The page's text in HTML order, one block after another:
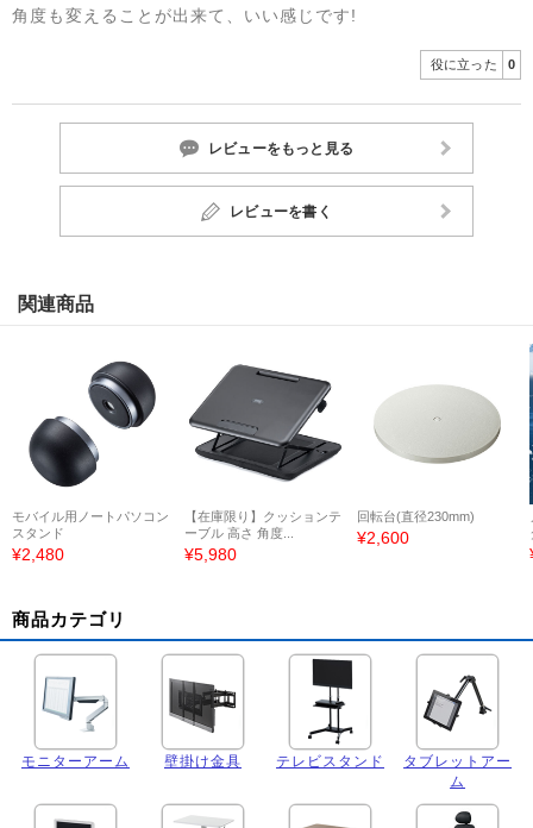
角度も変えることが出来て、いい感じです!
役に立った 0
レビューをもっと見る
レビューを書く
関連商品
モバイル用ノートパソコン
スタンド
¥2,480
【在庫限り】クッションテ
ーブル 高さ 角度...
¥5,980
回転台(直径230mm)
¥2,600
商品カテゴリ
モニターアーム 壁掛け金具 テレビスタンド
タブレットアー
ム